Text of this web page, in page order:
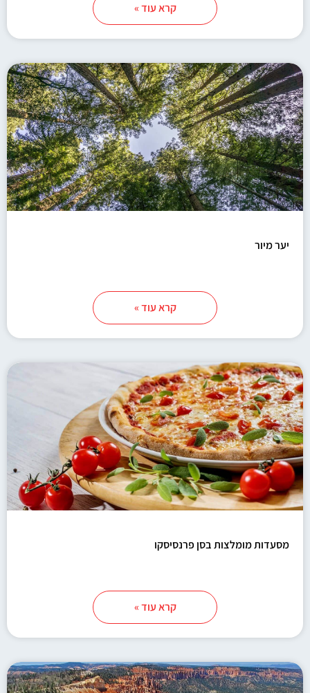
קרא עוד »
יער מיור
קרא עוד »
מסעדות מומלצות בסן פרנסיסקו
קרא עוד »